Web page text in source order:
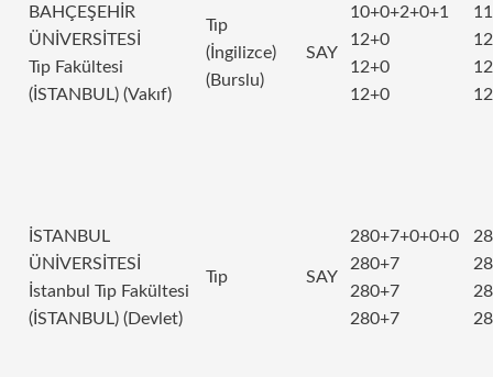
BAHÇEŞEHİR
ÜNİVERSİTESİ
Tıp Fakültesi
(İSTANBUL) (Vakıf)
Tıp
(İngilizce)
(Burslu)
SAY
10+0+2+0+1
12+0
12+0
12+0
11
12
12
12
İSTANBUL
ÜNİVERSİTESİ
İstanbul Tıp Fakültesi
(İSTANBUL) (Devlet)
Tıp SAY
280+7+0+0+0
280+7
280+7
280+7